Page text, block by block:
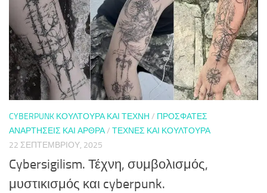
CYBERPUNK ΚΟΥΛΤΟΎΡΑ ΚΑΙ ΤΈΧΝΗ / ΠΡΌΣΦΑΤΕΣ
ΑΝΑΡΤΉΣΕΙΣ ΚΑΙ ΆΡΘΡΑ/ ΤΈΧΝΕΣ ΚΑΙ ΚΟΥΛΤΟΎΡΑ
22 ΣΕΠΤΕΜΒΡΊΟΥ, 2025
Cybersigilism. Τέχνη, συμβολισμός,
μυστικισμός και cyberpunk.